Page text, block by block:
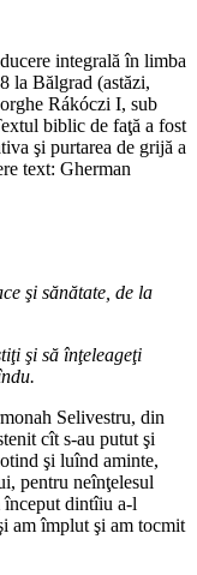
integrală în limba
la Bălgrad (astăzi,
Rákóczi I, sub
biblic de faţă a fost
şi purtarea de grijă a
text: Gherman
şi sănătate, de la
şi să înţeleageţi
Selivestru, din
cît s-au putut şi
şi luînd aminte,
pentru neînţelesul
început dintîiu a-l
am împlut şi am tocmit